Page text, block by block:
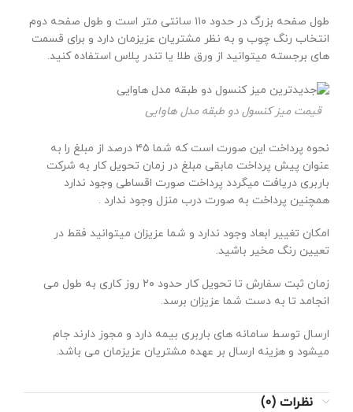
طول صفحه بزرگ در حدود ۱۱۰ سانتی متر است و طول صفحه دوم
انتخاب رنگ چوب و به نظر مشتریان عزیزمان دارد و برای قسمت
های برجسته میتوانید از ورق طلا یا تندر پلاس استفاده کنید.
قیمت میز کنسول دو طبقه مدل هاوایی
نحوه پرداخت این صورت است که شما ۴۵ درصد از مبلغ را به
عنوان پیش پرداخت مابقی مبلغ در زمان تحویل کار به شرکت
باربری دریافت میگردد پرداخت صورت اقساطی وجود ندارد
همچنین پرداخت به صورت درب منزل وجود ندارد .
امکان تغییر ابعاد وجود ندارد و شما عزیزان میتوانید فقط در
تعیین رنگ مخیر باشید.
زمان ثبت سفارش تا تحویل کار حدود ۲۰ روز کاری به طول می
انجامد تا به دست شما عزیزان برسد.
ارسال توسط سامانه های باربری بیمه دارد و مجوز دارند جام
میشود و هزینه ارسال بر عهده مشتریان عزیزمان می باشد.
نظرات (0)